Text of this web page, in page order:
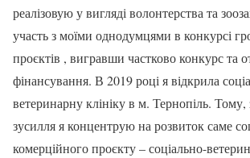
реалізовую у вигляді волонтерства та
участь з моїми однодумцями в конкурсі
проєктів , вигравши частково конкурс та
фінансування. В 2019 році я відкрила
ветеринарну клініку в м. Тернопіль. Тому,
зусилля я концентрую на розвиток саме
комерційного проєкту – соціально-